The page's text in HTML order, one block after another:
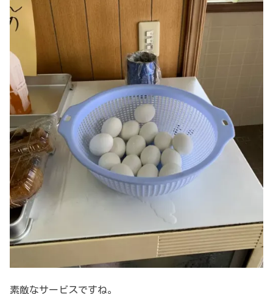
素敵なサービスですね。